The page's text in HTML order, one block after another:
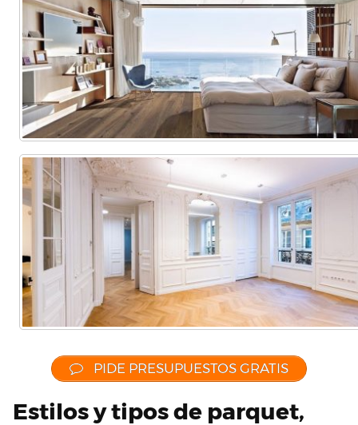
Local
Comercial
Vivienda
Vivienda
(Parcial)
PIDE PRESUPUESTOS GRATIS
Estilos y tipos de parquet,